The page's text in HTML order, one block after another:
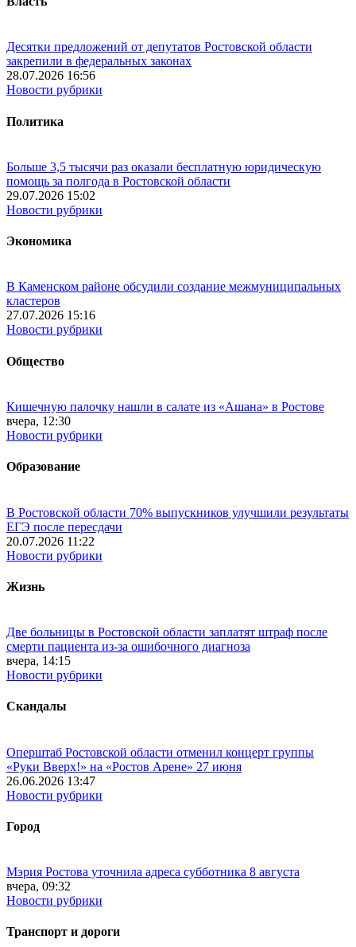
Десятки предложений от депутатов Ростовской области
закрепили в федеральных законах
28.07.2026 16:56
Новости рубрики
Политика
Больше 3,5 тысячи раз оказали бесплатную юридическую
помощь за полгода в Ростовской области
29.07.2026 15:02
Новости рубрики
Экономика
В Каменском районе обсудили создание межмуниципальных
кластеров
27.07.2026 15:16
Новости рубрики
Общество
Кишечную палочку нашли в салате из «Ашана» в Ростове
вчера, 12:30
Новости рубрики
Образование
В Ростовской области 70% выпускников улучшили результаты
ЕГЭ после пересдачи
20.07.2026 11:22
Новости рубрики
Жизнь
Две больницы в Ростовской области заплатят штраф после
смерти пациента из-за ошибочного диагноза
вчера, 14:15
Новости рубрики
Скандалы
Оперштаб Ростовской области отменил концерт группы
«Руки Вверх!» на «Ростов Арене» 27 июня
26.06.2026 13:47
Новости рубрики
Город
Мэрия Ростова уточнила адреса субботника 8 августа
вчера, 09:32
Новости рубрики
Транспорт и дороги